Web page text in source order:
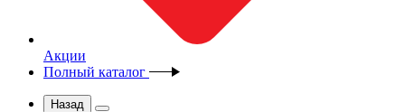
Акции
Полный каталог
Назад